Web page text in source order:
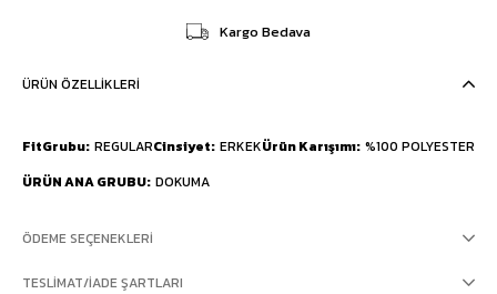
Kargo Bedava
ÜRÜN ÖZELLIKLERI
FitGrubu REGULARCinsiyet ERKEKÜrün Karışımı %100 POLYESTER
ÜRÜN ANA GRUBU DOKUMA
ÖDEME SEÇENEKLERI
TESLIMAT/İADE ŞARTLARI